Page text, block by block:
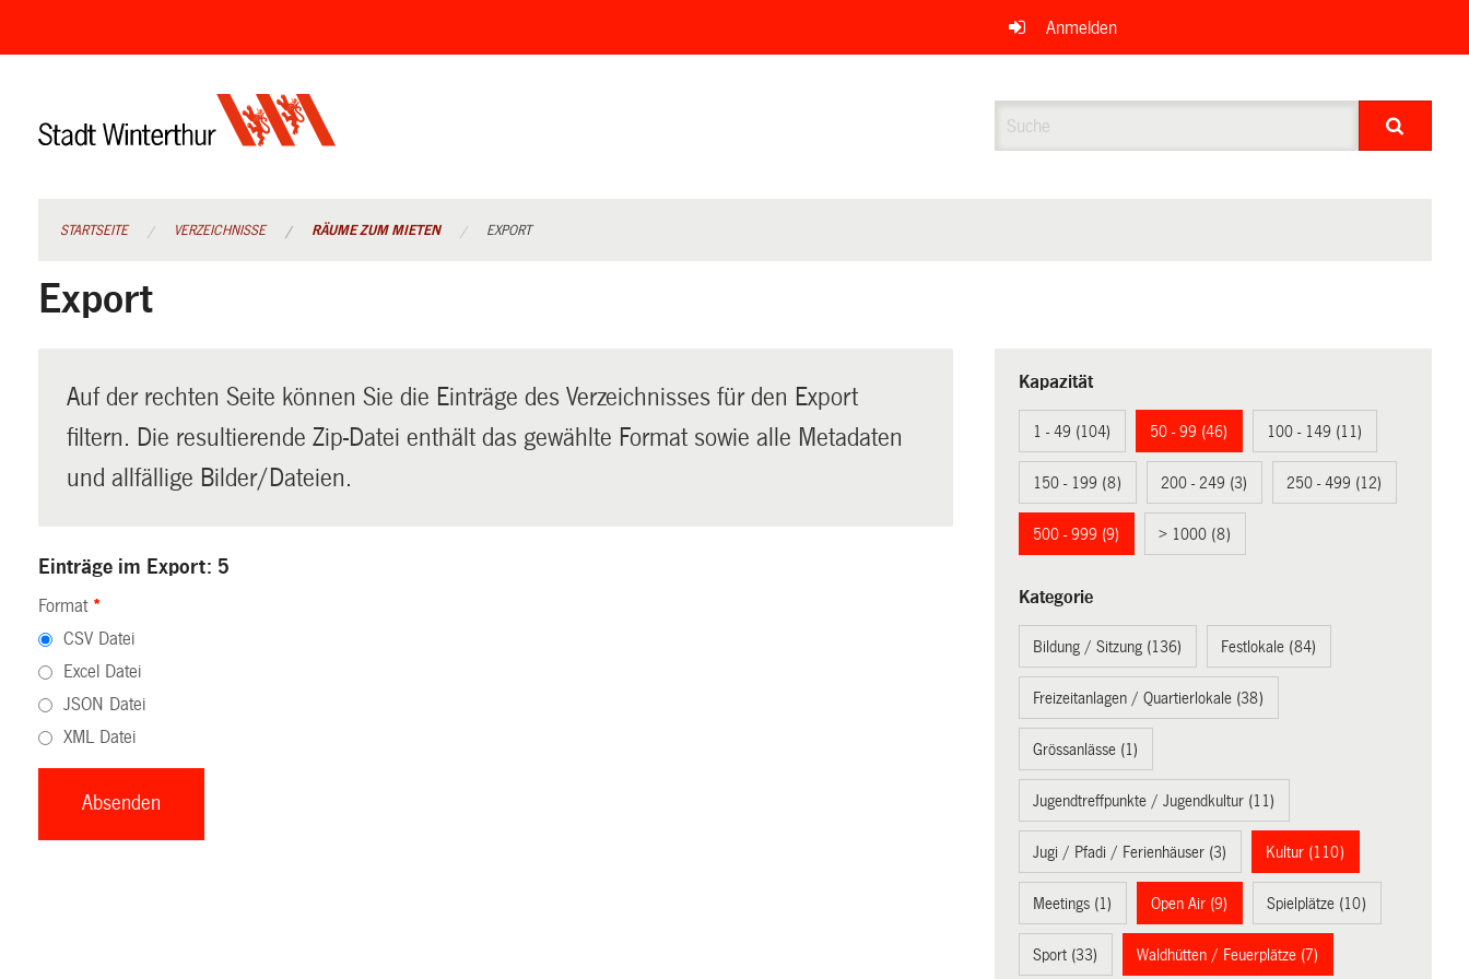
überspringen
Anmelden
STARTSEITE VERZEICHNISSE RÄUME ZUM MIETEN EXPORT
Export
Auf der rechten Seite können Sie die Einträge des Verzeichnisses für den Export
filtern. Die resultierende Zip-Datei enthält das gewählte Format sowie alle Metadaten
und allfällige Bilder/Dateien.
Einträge im Export: 5
Format *
CSV Datei
Excel Datei
JSON Datei
XML Datei
Kapazität
1 - 49 (104) 50 - 99 (46) 100 - 149 (11)
150 - 199 (8) 200 - 249 (3) 250 - 499 (12)
500 - 999 (9) > 1000 (8)
Kategorie
Bildung / Sitzung (136) Festlokale (84)
Freizeitanlagen / Quartierlokale (38)
Grössanlässe (1)
Jugendtreffpunkte / Jugendkultur (11)
Jugi / Pfadi / Ferienhäuser (3) Kultur (110)
Meetings (1) Open Air (9) Spielplätze (10)
Sport (33) Waldhütten / Feuerplätze (7)